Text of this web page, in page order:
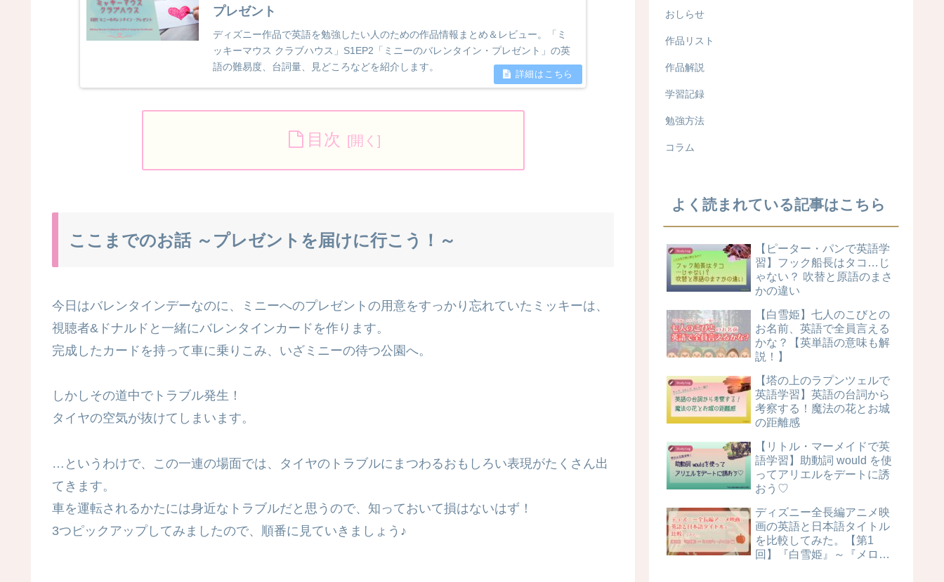
プレゼント
ディズニー作品で英語を勉強したい人のための作品情報まとめ＆レビュー。「ミ
ッキーマウス クラブハウス」S1EP2「ミニーのバレンタイン・プレゼント」の英
語の難易度、台詞量、見どころなどを紹介します。
目次
ここまでのお話 ～プレゼントを届けに行こう！～
今日はバレンタインデーなのに、ミニーへのプレゼントの用意をすっかり忘れていたミッキーは、
視聴者&ドナルドと一緒にバレンタインカードを作ります。
完成したカードを持って車に乗りこみ、いざミニーの待つ公園へ。
しかしその道中でトラブル発生！
タイヤの空気が抜けてしまいます。
…というわけで、この一連の場面では、タイヤのトラブルにまつわるおもしろい表現がたくさん出
てきます。
車を運転されるかたには身近なトラブルだと思うので、知っておいて損はないはず！
3つピックアップしてみましたので、順番に見ていきましょう♪
おしらせ
作品リスト
作品解説
学習記録
勉強方法
コラム
よく読まれている記事はこちら
【ピーター・パンで英語学
習】フック船長はタコ…じ
ゃない？ 吹替と原語のまさ
かの違い
【白雪姫】七人のこびとの
お名前、英語で全員言える
かな？【英単語の意味も解
説！】
【塔の上のラプンツェルで
英語学習】英語の台詞から
考察する！魔法の花とお城
の距離感
【リトル・マーメイドで英
語学習】助動詞 would を使
ってアリエルをデートに誘
おう♡
ディズニー全長編アニメ映
画の英語と日本語タイトル
を比較してみた。【第1
回】『白雪姫』～『メロデ